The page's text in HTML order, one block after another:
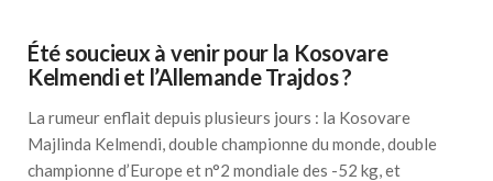
Été soucieux à venir pour la Kosovare
Kelmendi et l’Allemande Trajdos ?
La rumeur enflait depuis plusieurs jours : la Kosovare
Majlinda Kelmendi, double championne du monde, double
championne d’Europe et n°2 mondiale des -52 kg, et